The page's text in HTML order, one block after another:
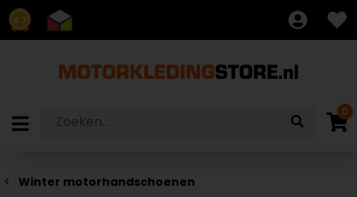
8.7
0
Winter motorhandschoenen